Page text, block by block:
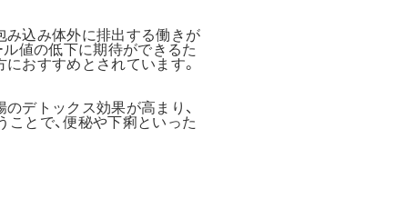
み込み体外に排出する働きが
ル値の低下に期待ができるた
おすすめとされています。
デトックス効果が高まり、
とで、便秘や下痢といった